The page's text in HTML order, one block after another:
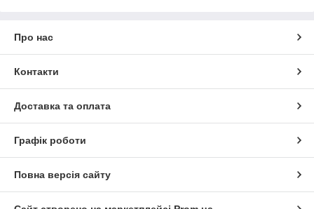
Про нас
Контакти
Доставка та оплата
Графік роботи
Повна версія сайту